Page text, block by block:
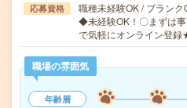
応募資格
職種未経験OK / ブラン
◆未経験OK！〇まずは
で気軽にオンライン登
職場の雰囲気
年齢層